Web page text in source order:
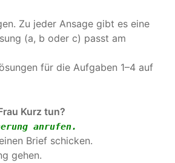
Zu jeder Ansage gibt es eine
(a, b oder c) passt am
für die Aufgaben 1–4 auf
Kurz tun?
anrufen.
Brief schicken.
gehen.